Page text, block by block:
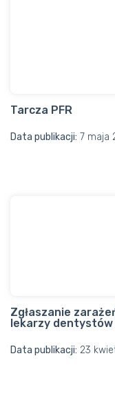
Tarcza PFR
Data publikacji: 7 maja
Zgłaszanie
lekarzy dentystów
Data publikacji: 23